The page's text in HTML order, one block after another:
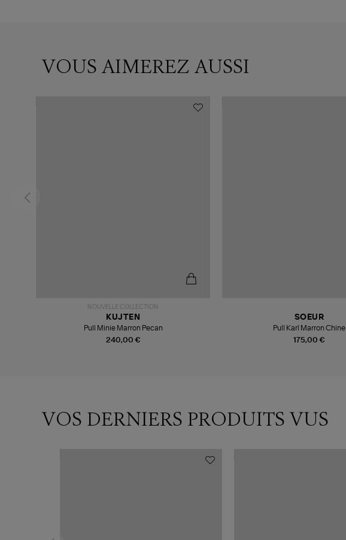
VOUS AIMEREZ AUSSI
NOUVELLE COLLECTION
240,00 €
KUJTEN
Pull Minie Marron Pecan
175,00 €
SOEUR
Pull Karl Marron Chine
VOS DERNIERS PRODUITS VUS